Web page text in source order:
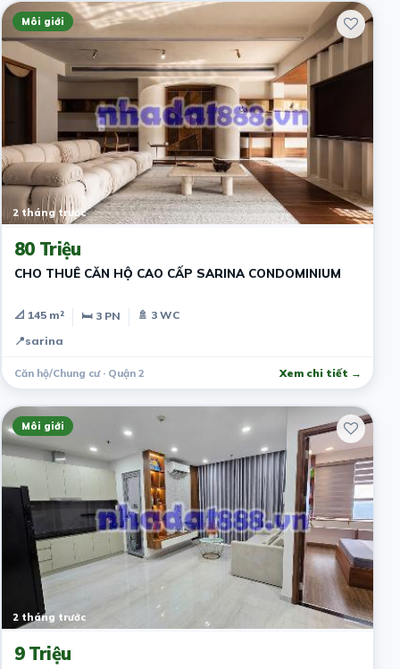
Môi giới
2 tháng trước
80 Triệu
CHO THUÊ CĂN HỘ CAO CẤP SARINA CONDOMINIUM
📐 145 m² 🛏 3 PN
🚿 3 WC
📍sarina
Căn hộ/Chung cư · Quận 2 Xem chi tiết →
Môi giới
2 tháng trước
9 Triệu